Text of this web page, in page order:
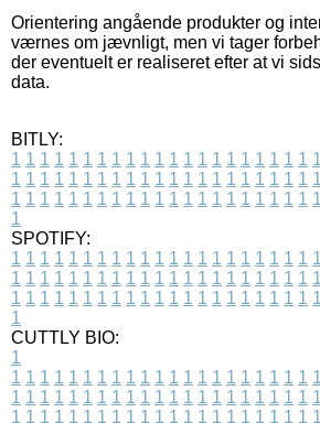
Orientering angående produkter og
værnes om jævnligt, men vi tager
der eventuelt er realiseret efter at vi
data.
BITLY:
1 1 1 1 1 1 1 1 1 1 1 1 1 1 1 1 1 1 1 1 1 1
1 1 1 1 1 1 1 1 1 1 1 1 1 1 1 1 1 1 1 1 1 1
1 1 1 1 1 1 1 1 1 1 1 1 1 1 1 1 1 1 1 1 1 1
1
SPOTIFY:
1 1 1 1 1 1 1 1 1 1 1 1 1 1 1 1 1 1 1 1 1 1
1 1 1 1 1 1 1 1 1 1 1 1 1 1 1 1 1 1 1 1 1 1
1 1 1 1 1 1 1 1 1 1 1 1 1 1 1 1 1 1 1 1 1 1
1
CUTTLY BIO:
1
1 1 1 1 1 1 1 1 1 1 1 1 1 1 1 1 1 1 1 1 1 1
1 1 1 1 1 1 1 1 1 1 1 1 1 1 1 1 1 1 1 1 1 1
1 1 1 1 1 1 1 1 1 1 1 1 1 1 1 1 1 1 1 1 1 1